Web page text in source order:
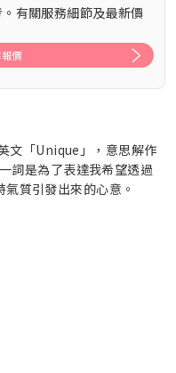
有關服務細節及最新價
價
文「Unique」，意思解作
詞是為了表達我希望透過
質引發出來的心意。